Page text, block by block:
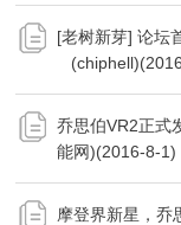
[老树新芽] 论坛
乔思伯VR2正
能网)(2016-8-1)
摩登界新星，乔